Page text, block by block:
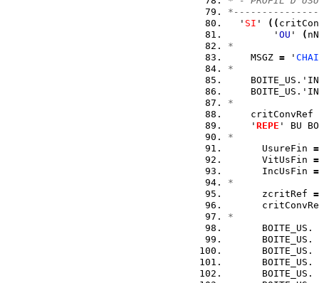
  '
SI ' ( (
        '
OU ' (
*
    MSGZ
= ' CHAI
*
*
    critConvRef
    '
REPE ' BU
*
      UsureFin
=
      VitUsFin
=
      IncUsFin
=
*
      zcritRef
=
*
      BOITE_US.
      BOITE_US.
      BOITE_US.
      BOITE_US.
      BOITE_US.